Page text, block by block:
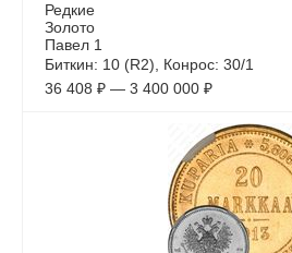
Редкие
Золото
Павел 1
Биткин: 10 (R2), Конрос: 30/1
36 408 ₽ — 3 400 000 ₽